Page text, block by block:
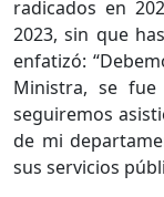
radicados en
2023, sin que
enfatizó:
Ministra, se
seguiremos
de mi
sus servicios